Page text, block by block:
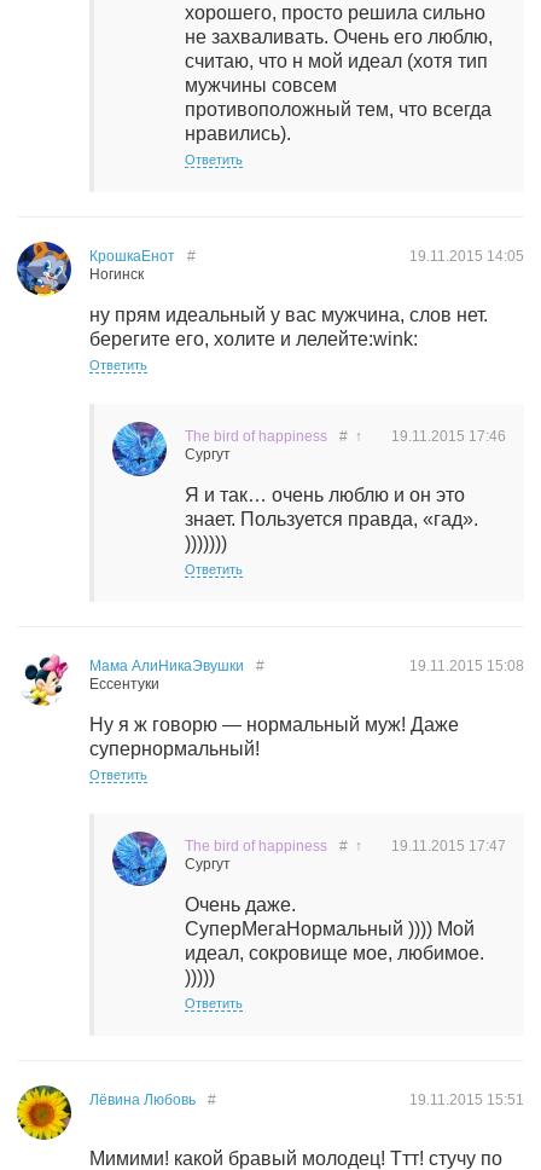
хорошего, просто решила сильно
не захваливать. Очень его люблю,
считаю, что н мой идеал (хотя тип
мужчины совсем
противоположный тем, что всегда
нравились).
Ответить
КрошкаЕнот
Ногинск
19.11.2015 14:05
#
ну прям идеальный у вас мужчина, слов нет.
берегите его, холите и лелейте:wink:
Ответить
The bird of happiness
Сургут
19.11.2015 17:46
# ↑
Я и так… очень люблю и он это
знает. Пользуется правда, «гад».
)))))))
Ответить
Мама АлиНикаЭвушки
Ессентуки
19.11.2015 15:08
#
Ну я ж говорю — нормальный муж! Даже
супернормальный!
Ответить
The bird of happiness
Сургут
19.11.2015 17:47
# ↑
Очень даже.
СуперМегаНормальный )))) Мой
идеал, сокровище мое, любимое.
)))))
Ответить
Лёвина Любовь 19.11.2015 15:51
#
Мимими! какой бравый молодец! Ттт! стучу по